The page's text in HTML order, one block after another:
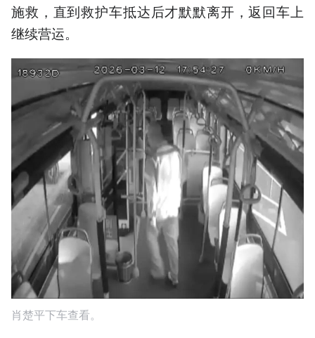
施救，直到救护车抵达后才默默离开，返回车上
继续营运。
肖楚平下车查看。